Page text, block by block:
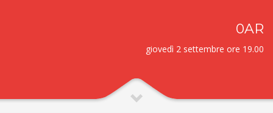
0AR
giovedì 2 settembre ore 19.00